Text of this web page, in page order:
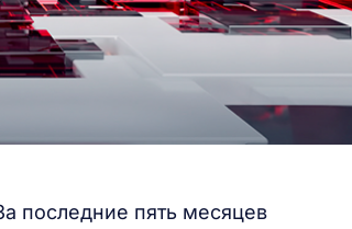
последние пять месяцев